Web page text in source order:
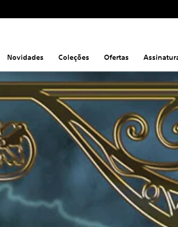
Novidades Coleções Ofertas